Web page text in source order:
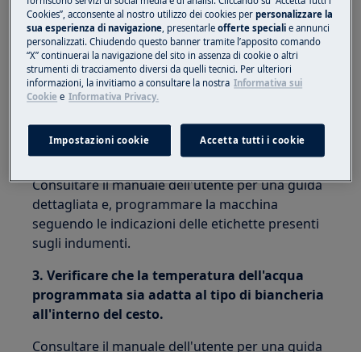
Consultare il manuale dell'utente per istruzioni
inerenti la quantità e il tipo di tessuti. Scaricare il
.
manuale dell'utente
velocità di centrifuga per il tipo e volume di
biancheria.
Consultare il manuale dell'utente per una guida
dettagliata e, programmare la macchina
seguendo le indicazioni delle etichette presenti
sugli indumenti.
3. Verificare che la temperatura dell'acqua
programmata sia adatta al tipo di biancheria
all'interno del cesto.
Consultare il manuale dell'utente per una guida
Cookies”, acconsente al nostro utilizzo dei cookies perpersonalizzare la
sua esperienza di navigazione, presentarleofferte speciali e annunci
personalizzati. Chiudendo questo banner tramite l’apposito comando
“X” continuerai la navigazione del sito in assenza di cookie o altri
strumenti di tracciamento diversi da quelli tecnici. Per ulteriori
informazioni, la invitiamo a consultare la nostra Informativa sui
Cookie e Informativa Privacy.
Impostazioni cookie Accetta tutti i cookie